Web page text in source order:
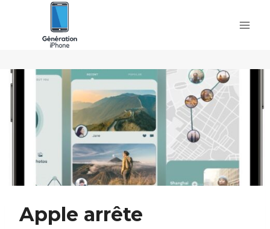
Apple arrête